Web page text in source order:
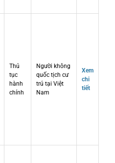
Thủ
tục
hành
chính
Người không
quốc tịch cư
trú tại Việt
Nam
Xem
chi
tiết